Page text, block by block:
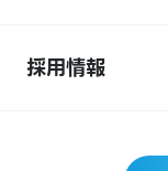
採用情報